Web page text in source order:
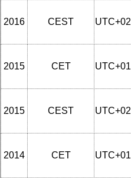
2016 CEST UTC+02
2015 CET UTC+01
2015 CEST UTC+02
2014 CET UTC+01